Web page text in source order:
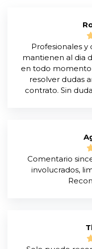
Profesionales y
mantienen al dia
en todo momento
resolver dudas
contrato. Sin
Comentario
involucrados,